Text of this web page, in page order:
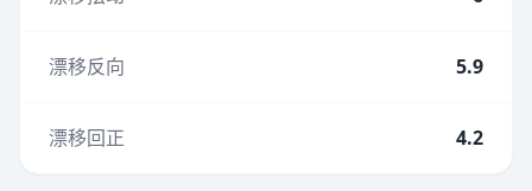
漂移反向 5.9
漂移回正 4.2